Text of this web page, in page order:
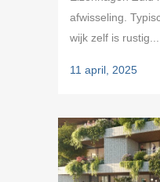
afwisseling.
wijk zelf is rustig...
11 april, 2025